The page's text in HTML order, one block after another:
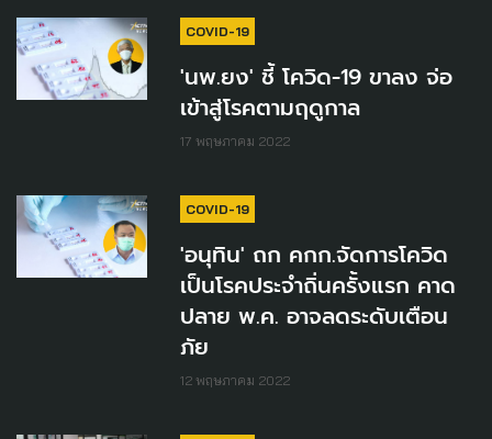
COVID-19
'นพ.ยง' ชี้ โควิด-19 ขาลง จ่อ
เข้าสู่โรคตามฤดูกาล
17 พฤษภาคม 2022
COVID-19
'อนุทิน' ถก คกก.จัดการโควิด
เป็นโรคประจำถิ่นครั้งแรก คาด
ปลาย พ.ค. อาจลดระดับเตือน
ภัย
12 พฤษภาคม 2022